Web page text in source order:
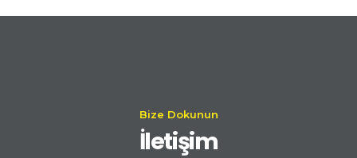
Bize Dokunun
İletişim